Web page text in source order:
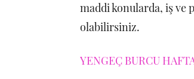
maddi konularda, iş ve
olabilirsiniz.
YENGEÇ BURCU